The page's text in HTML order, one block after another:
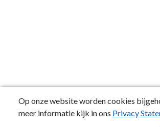
Op onze website worden cookies
meer informatie kijk in ons Privacy